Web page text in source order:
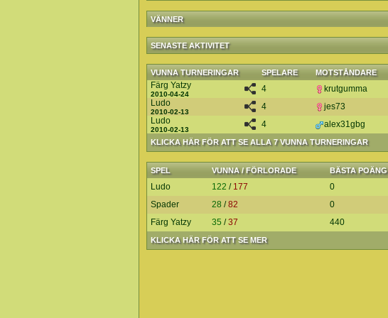
VÄNNER
SENASTE AKTIVITET
VUNNA TURNERINGAR SPELARE MOTSTÅNDARE
KLICKA HÄR FÖR ATT SE ALLA 7 VUNNA TURNERINGAR
Färg Yatzy
2010-04-24
4
krutgumma
Ludo
2010-02-13
4
jes73
Ludo
2010-02-13
4 alex31gbg
SPEL VUNNA / FÖRLORADE BÄSTA POÄNG
KLICKA HÄR FÖR ATT SE MER
Ludo 122 / 177
0
Spader
28 /82
0
Färg Yatzy
35 /37 440